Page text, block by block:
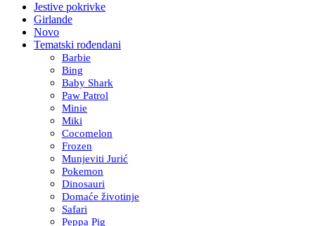
Jestive pokrivke
Girlande
Novo
Tematski rođendani
Barbie
Bing
Baby Shark
Paw Patrol
Minie
Miki
Cocomelon
Frozen
Munjeviti Jurić
Pokemon
Dinosauri
Domaće životinje
Safari
Peppa Pig